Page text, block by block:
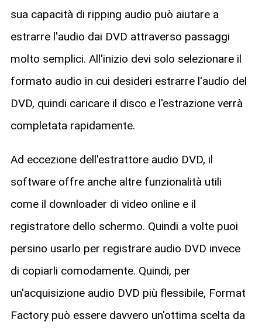
sua capacità di ripping audio può aiutare a
estrarre l'audio dai DVD attraverso passaggi
molto semplici. All'inizio devi solo selezionare il
formato audio in cui desideri estrarre l'audio del
DVD, quindi caricare il disco e l'estrazione verrà
completata rapidamente.
Ad eccezione dell'estrattore audio DVD, il
software offre anche altre funzionalità utili
come il downloader di video online e il
registratore dello schermo. Quindi a volte puoi
persino usarlo per registrare audio DVD invece
di copiarli comodamente. Quindi, per
un'acquisizione audio DVD più flessibile, Format
Factory può essere davvero un'ottima scelta da